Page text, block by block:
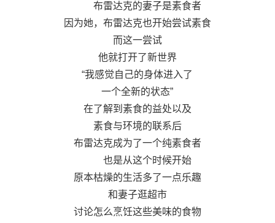
布雷达克的妻子是素食者
因为她，布雷达克也开始尝试素食
而这一尝试
他就打开了新世界
“我感觉自己的身体进入了
一个全新的状态”
在了解到素食的益处以及
素食与环境的联系后
布雷达克成为了一个纯素食者
也是从这个时候开始
原本枯燥的生活多了一点乐趣
和妻子逛超市
讨论怎么烹饪这些美味的食物